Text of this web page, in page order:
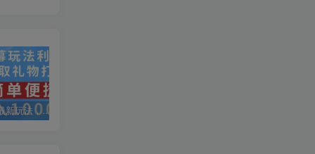
抖音弹幕最新玩法，利用粉丝好奇心赚取礼物打赏，轻松日入1000+